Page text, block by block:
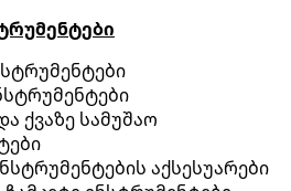
ქვაზე სამუშაო
აქსესუარები